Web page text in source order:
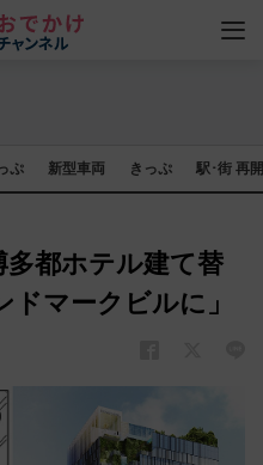
ぷ 新型車両 きっぷ 駅･街 再
多都ホテル建て替
マークビルに」